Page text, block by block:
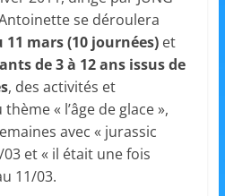
–
Stiring-
Wendel
L
se déroulera
mars (10 journées) et
de 3 à 12 ans issus de
, des activités et
« l’âge de glace »,
avec « jurassic
et « il était une fois
11/03.